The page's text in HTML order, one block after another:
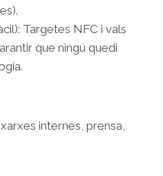
Targetes NFC i vals
que ningú quedi
internes, prensa,